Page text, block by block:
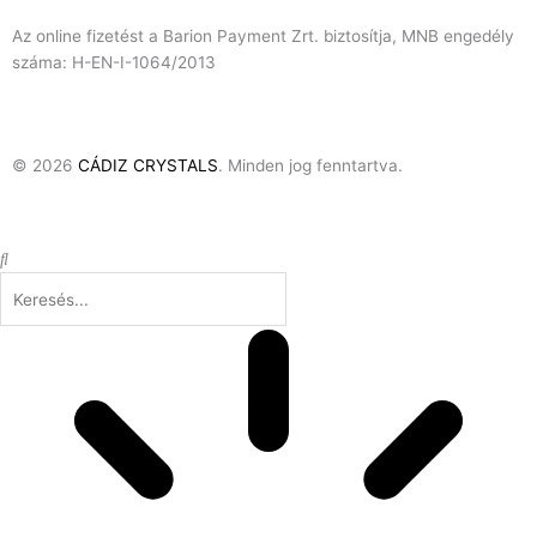
Az online fizetést a Barion Payment Zrt. biztosítja, MNB engedély
száma: H-EN-I-1064/2013
© 2026 CÁDIZ CRYSTALS. Minden jog fenntartva.
Keresés